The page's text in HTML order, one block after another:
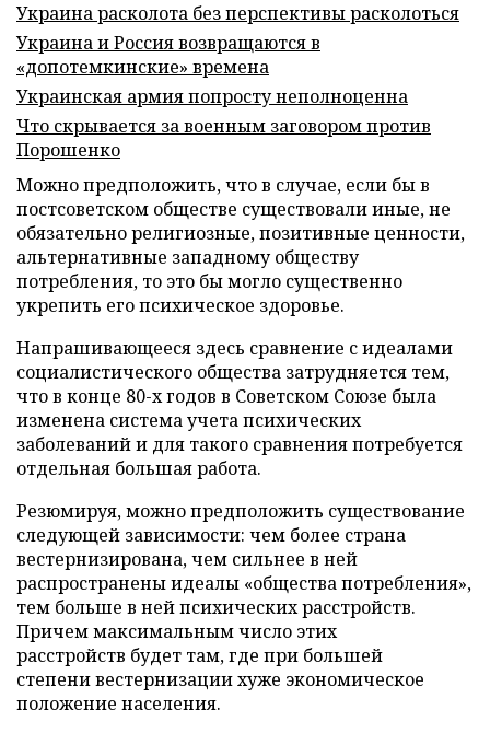
Украина расколота без перспективы расколоться
Украина и Россия возвращаются в
«допотемкинские» времена
Украинская армия попросту неполноценна
Что скрывается за военным заговором против
Порошенко
Можно предположить, что в случае, если бы в
постсоветском обществе существовали иные, не
обязательно религиозные, позитивные ценности,
альтернативные западному обществу
потребления, то это бы могло существенно
укрепить его психическое здоровье.
Напрашивающееся здесь сравнение с идеалами
социалистического общества затрудняется тем,
что в конце 80-х годов в Советском Союзе была
изменена система учета психических
заболеваний и для такого сравнения потребуется
отдельная большая работа.
Резюмируя, можно предположить существование
следующей зависимости: чем более страна
вестернизирована, чем сильнее в ней
распространены идеалы «общества потребления»,
тем больше в ней психических расстройств.
Причем максимальным число этих
расстройств будет там, где при большей
степени вестернизации хуже экономическое
положение населения.